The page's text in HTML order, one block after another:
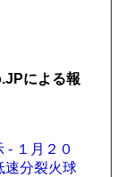
による報
- １月２０
分裂火球